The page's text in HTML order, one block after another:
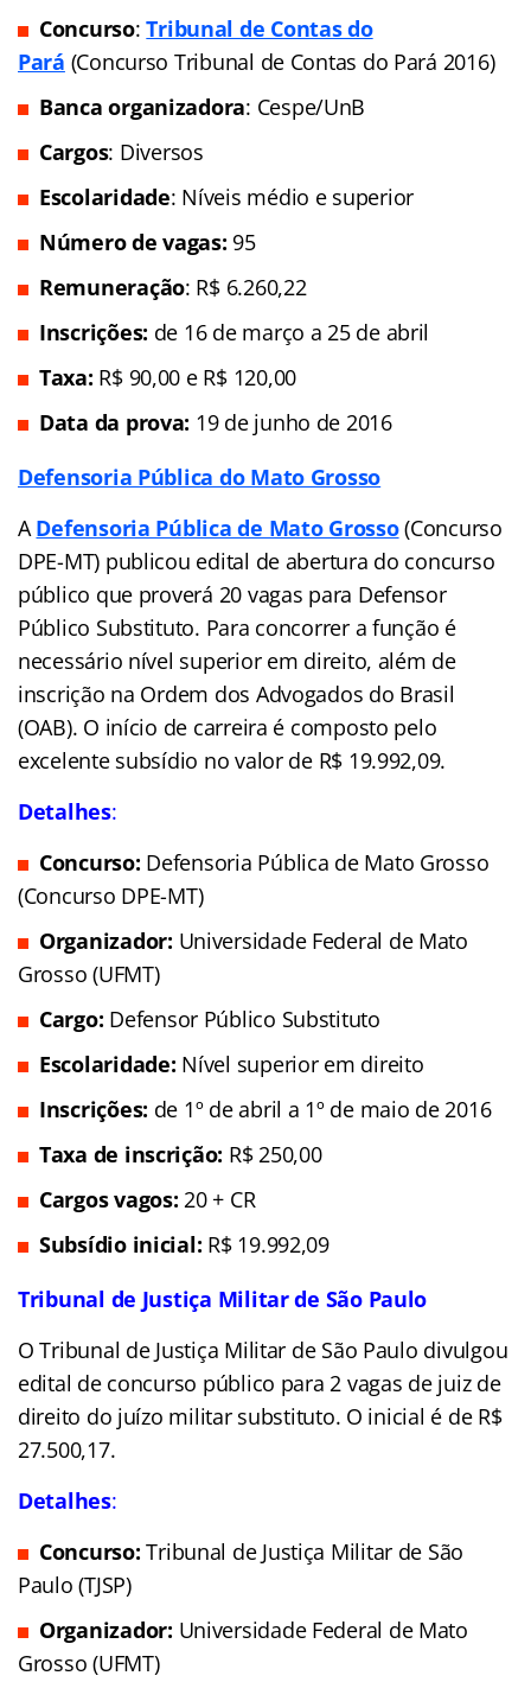
Concurso:Tribunal de Contas do
Pará (Concurso Tribunal de Contas do Pará 2016)
Banca organizadora: Cespe/UnB
Cargos: Diversos
Escolaridade: Níveis médio e superior
Número de vagas: 95
Remuneração: R$ 6.260,22
Inscrições: de 16 de março a 25 de abril
Taxa: R$ 90,00 e R$ 120,00
Data da prova: 19 de junho de 2016
Defensoria Pública do Mato Grosso
ADefensoria Pública de Mato Grosso(Concurso
DPE-MT) publicou edital de abertura do concurso
público que proverá 20 vagas para Defensor
Público Substituto. Para concorrer a função é
necessário nível superior em direito, além de
inscrição na Ordem dos Advogados do Brasil
(OAB). O início de carreira é composto pelo
excelente subsídio no valor de R$ 19.992,09.
Detalhes:
Concurso: Defensoria Pública de Mato Grosso
(Concurso DPE-MT)
Organizador: Universidade Federal de Mato
Grosso (UFMT)
Cargo: Defensor Público Substituto
Escolaridade: Nível superior em direito
Inscrições: de 1º de abril a 1º de maio de 2016
Taxa de inscrição: R$ 250,00
Cargos vagos: 20 + CR
Subsídio inicial: R$ 19.992,09
Tribunal de Justiça Militar de São Paulo
O Tribunal de Justiça Militar de São Paulo divulgou
edital de concurso público para 2 vagas de juiz de
direito do juízo militar substituto. O inicial é de R$
27.500,17.
Detalhes:
Concurso: Tribunal de Justiça Militar de São
Paulo (TJSP)
Organizador: Universidade Federal de Mato
Grosso (UFMT)